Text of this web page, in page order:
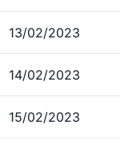
13/02/2023
14/02/2023
15/02/2023